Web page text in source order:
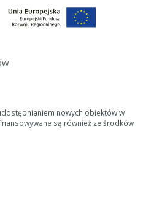
nowych obiektów w
są również ze środków